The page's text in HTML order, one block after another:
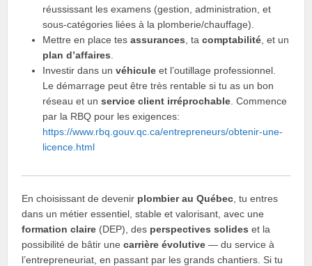
réussissant les examens (gestion, administration, et
sous-catégories liées à la plomberie/chauffage).
Mettre en place tesassurances , tacomptabilité , et un
plan d’affaires
Investir dans unvéhicule et l’outillage professionnel.
Le démarrage peut être très rentable si tu as un bon
réseau et unservice client irréprochable . Commence
par la RBQ pour les exigences:
https://www.rbq.gouv.qc.ca/entrepreneurs/obtenir-une-
licence.html
En choisissant de devenir plombier au Québec , tu entres
dans un métier essentiel, stable et valorisant, avec une
formation claire (DEP), des perspectives solides et la
possibilité de bâtir unecarrière évolutive — du service à
l’entrepreneuriat, en passant par les grands chantiers. Si tu